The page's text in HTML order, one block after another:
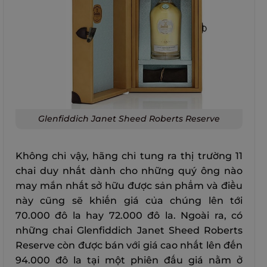
Glenfiddich Janet Sheed Roberts Reserve
Không chỉ vậy, hãng chỉ tung ra thị trường 11
chai duy nhất dành cho những quý ông nào
may mắn nhất sở hữu được sản phẩm và điều
này cũng sẽ khiến giá của chúng lên tới
70.000 đô la hay 72.000 đô la. Ngoài ra, có
những chai Glenfiddich Janet Sheed Roberts
Reserve còn được bán với giá cao nhất lên đến
94.000 đô la tại một phiên đấu giá nằm ở